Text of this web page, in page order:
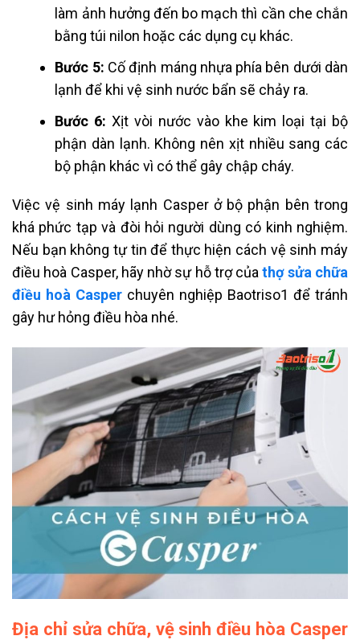
làm ảnh hưởng đến bo mạch thì cần che chắn
bằng túi nilon hoặc các dụng cụ khác.
Bước 5: Cố định máng nhựa phía bên dưới dàn
lạnh để khi vệ sinh nước bẩn sẽ chảy ra.
Bước 6: Xịt vòi nước vào khe kim loại tại bộ
phận dàn lạnh. Không nên xịt nhiều sang các
bộ phận khác vì có thể gây chập cháy.
Việc vệ sinh máy lạnh Casper ở bộ phận bên trong
khá phức tạp và đòi hỏi người dùng có kinh nghiệm.
Nếu bạn không tự tin để thực hiện cách vệ sinh máy
điều hoà Casper, hãy nhờ sự hỗ trợ củathợ sửa chữa
điều hoà Casper chuyên nghiệp Baotriso1 để tránh
gây hư hỏng điều hòa nhé.
Địa chỉ sửa chữa, vệ sinh điều hòa Casper